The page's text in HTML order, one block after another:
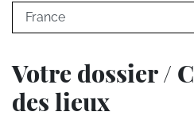
Votre dossier /
des lieux